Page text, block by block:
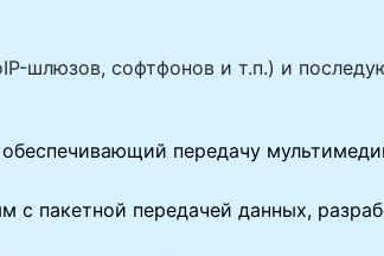
шлюзов, софтфонов и т.п.) и
передачу
пакетной передачей данных,